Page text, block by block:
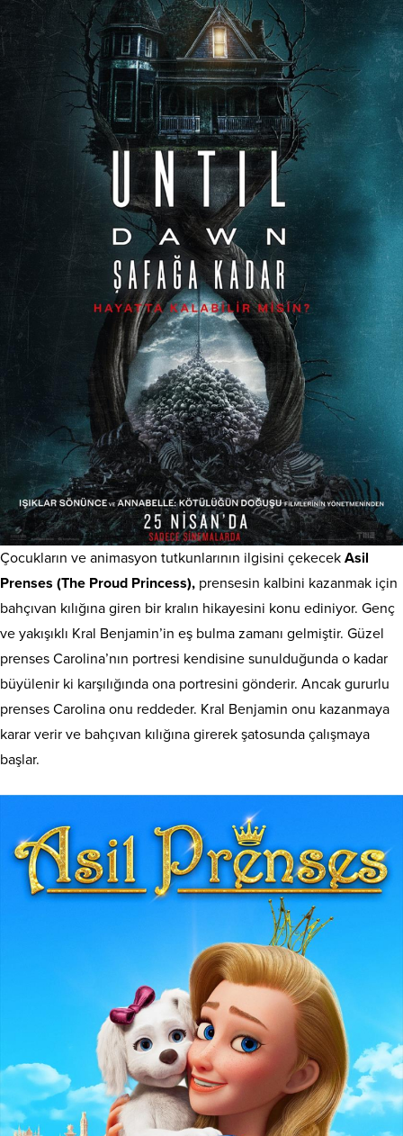
Çocukların ve animasyon tutkunlarının ilgisini çekecek Asil
Prenses (The Proud Princess), prensesin kalbini kazanmak için
bahçıvan kılığına giren bir kralın hikayesini konu ediniyor. Genç
ve yakışıklı Kral Benjamin’in eş bulma zamanı gelmiştir. Güzel
prenses Carolina’nın portresi kendisine sunulduğunda o kadar
büyülenir ki karşılığında ona portresini gönderir. Ancak gururlu
prenses Carolina onu reddeder. Kral Benjamin onu kazanmaya
karar verir ve bahçıvan kılığına girerek şatosunda çalışmaya
başlar.